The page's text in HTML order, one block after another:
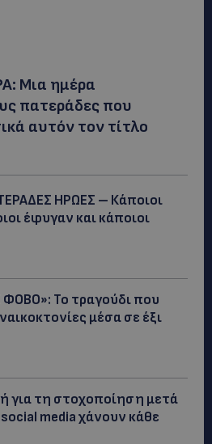
Μια ημέρα
πατεράδες που
αυτόν τον τίτλο
ΗΡΩΕΣ – Κάποιοι
έφυγαν και κάποιοι
Το τραγούδι που
μέσα σε έξι
για τη στοχοποίηση μετά
media χάνουν κάθε